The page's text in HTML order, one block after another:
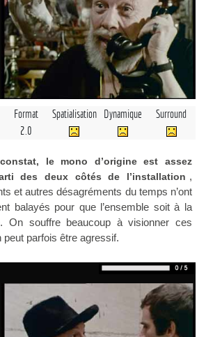
Format Spatialisation Dynamique
Surround
2.0
le mono d’origine est assez
des deux côtés de l’installation ,
et autres désagréments du temps n’ont
balayés pour que l’ensemble soit à la
On souffre beaucoup à visionner ces
parfois être agressif.